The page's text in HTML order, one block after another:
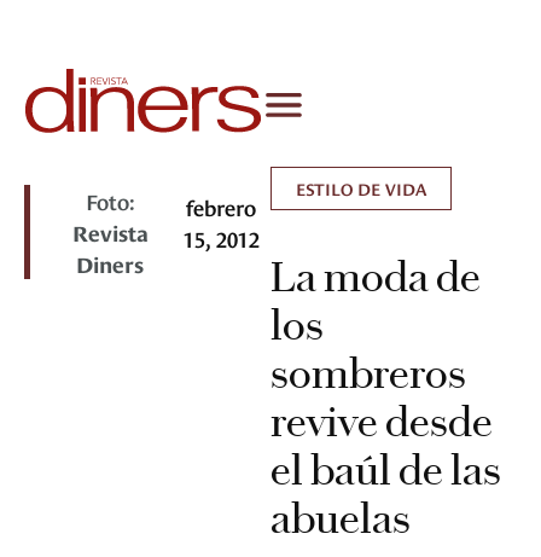
Foto:
Revista
Diners
febrero
15, 2012
ESTILO DE VIDA
La moda de
los
sombreros
revive desde
el baúl de las
abuelas